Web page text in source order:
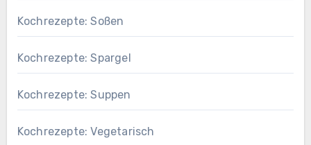
Kochrezepte: Soßen
Kochrezepte: Spargel
Kochrezepte: Suppen
Kochrezepte: Vegetarisch